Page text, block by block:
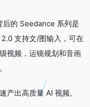
后的 Seedance 系列是
支持文/图输入，可在
视频，运镜规划和音画
产出高质量 AI 视频。